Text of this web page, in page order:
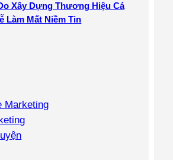
Xây Dựng Thương Hiệu Cá
Làm Mất Niềm Tin
Marketing